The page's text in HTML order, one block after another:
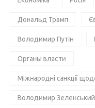
Дональд Трамп
Володимир Путін
Органы власти
Міжнародні санкції
Володимир Зеленський